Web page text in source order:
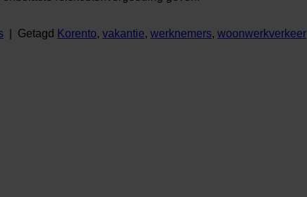
Getagd Korento, vakantie, werknemers, woonwerkverkeer